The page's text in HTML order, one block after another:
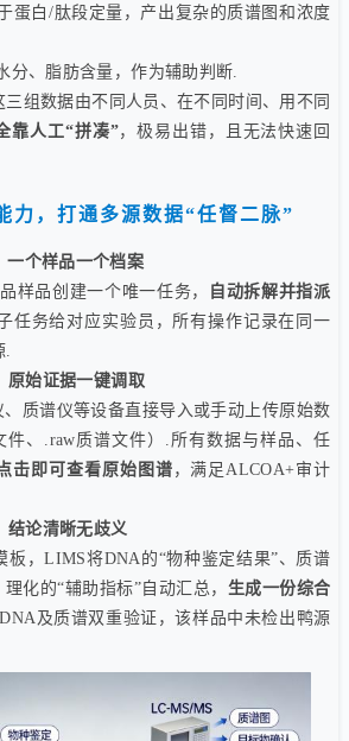
蛋白/肽段定量，产出复杂的质谱图和浓度
分、脂肪含量，作为辅助判断.
数据由不同人员、在不同时间、用不同
靠人工“拼凑”，极易出错，且无法快速回
力，打通多源数据“任督二脉”
一个样品一个档案
品创建一个唯一任务，
自动拆解并指派
任务给对应实验员，所有操作记录在同一
原始证据一键调取
质谱仪等设备直接导入或手动上传原始数
件、.raw质谱文件）.所有数据与样品、任
击即可查看原始图谱 ，满足ALCOA+审计
结论清晰无歧义
，LIMS将DNA的“物种鉴定结果”、质谱
化的“辅助指标”自动汇总， 生成一份综合
及质谱双重验证，该样品中未检出鸭源